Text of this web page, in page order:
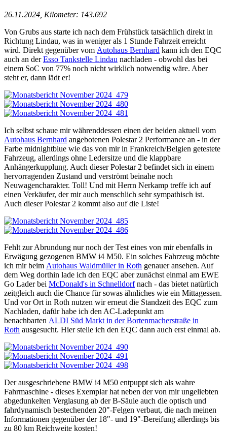
26.11.2024, Kilometer: 143.692
Von Grubs aus starte ich nach dem Frühstück tatsächlich direkt in
Richtung Lindau, was in weniger als 1 Stunde Fahrzeit erreicht
wird. Direkt gegenüber vom Autohaus Bernhard kann ich den EQC
auch an derEsso Tankstelle Lindau nachladen - obwohl das bei
einem SoC von 77% noch nicht wirklich notwendig wäre. Aber
steht er, dann lädt er!
Ich selbst schaue mir währenddessen einen der beiden aktuell vom
Autohaus Bernhard angebotenen Polestar 2 Performance an - in der
Farbe midnightblue wie das von mir in Frankreich/Belgien getestete
Fahrzeug, allerdings ohne Ledersitze und die klappbare
Anhängerkupplung. Auch dieser Polestar 2 befindet sich in einem
hervorragenden Zustand und verströmt beinahe noch
Neuwagencharakter. Toll! Und mit Herrn Nerkamp treffe ich auf
einen Verkäufer, der mir auch menschlich sehr sympathisch ist.
Auch dieser Polestar 2 kommt also auf die Liste!
Fehlt zur Abrundung nur noch der Test eines von mir ebenfalls in
Erwägung gezogenen BMW i4 M50. Ein solches Fahrzeug möchte
ich mir beim Autohaus Waldmüller in Roth genauer ansehen. Auf
dem Weg dorthin lade ich den EQC aber zunächst einmal am EWE
Go Lader bei McDonald's in Schnelldorfnach - das bietet natürlich
zeitgleich auch die Chance für sowas ähnliches wie ein Mittagessen.
Und vor Ort in Roth nutzen wir erneut die Standzeit des EQC zum
Nachladen, dafür habe ich den AC-Ladepunkt am
benachbarten ALDI Süd Markt in der Bortenmacherstraße in
Roth ausgesucht. Hier stelle ich den EQC dann auch erst einmal ab.
Der ausgeschriebene BMW i4 M50 entpuppt sich als wahre
Fahrmaschine - dieses Exemplar hat neben der von mir ungeliebten
abgedunkelten Verglasung ab der B-Säule auch die optisch und
fahrdynamisch bestechenden 20"-Felgen verbaut, die nach meinen
Informationen gegenüber der 18"- und 19"-Bereifung allerdings bis
zu 80 km Reichweite kosten!